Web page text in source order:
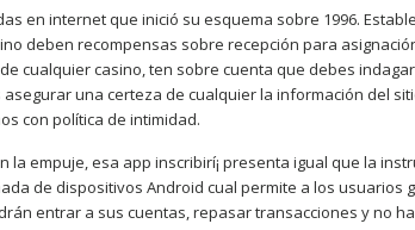
en internet que inició su esquema sobre 1996.
deben recompensas sobre recepción para
cualquier casino, ten sobre cuenta que debes
una certeza de cualquier la información del
con política de intimidad.
empuje, esa app inscribirí¡ presenta igual que la
de dispositivos Android cual permite a los usuarios
entrar a sus cuentas, repasar transacciones y no